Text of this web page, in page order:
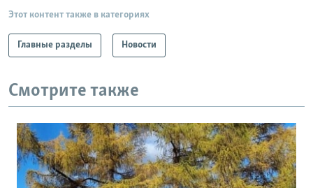
Этот контент также в категориях
Главные разделы Новости
Смотрите также